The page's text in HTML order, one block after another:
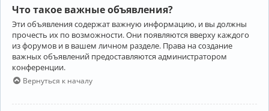
Что такое важные объявления?
Эти объявления содержат важную информацию, и вы должны
прочесть их по возможности. Они появляются вверху каждого
из форумов и в вашем личном разделе. Права на создание
важных объявлений предоставляются администратором
конференции.
Вернуться к началу